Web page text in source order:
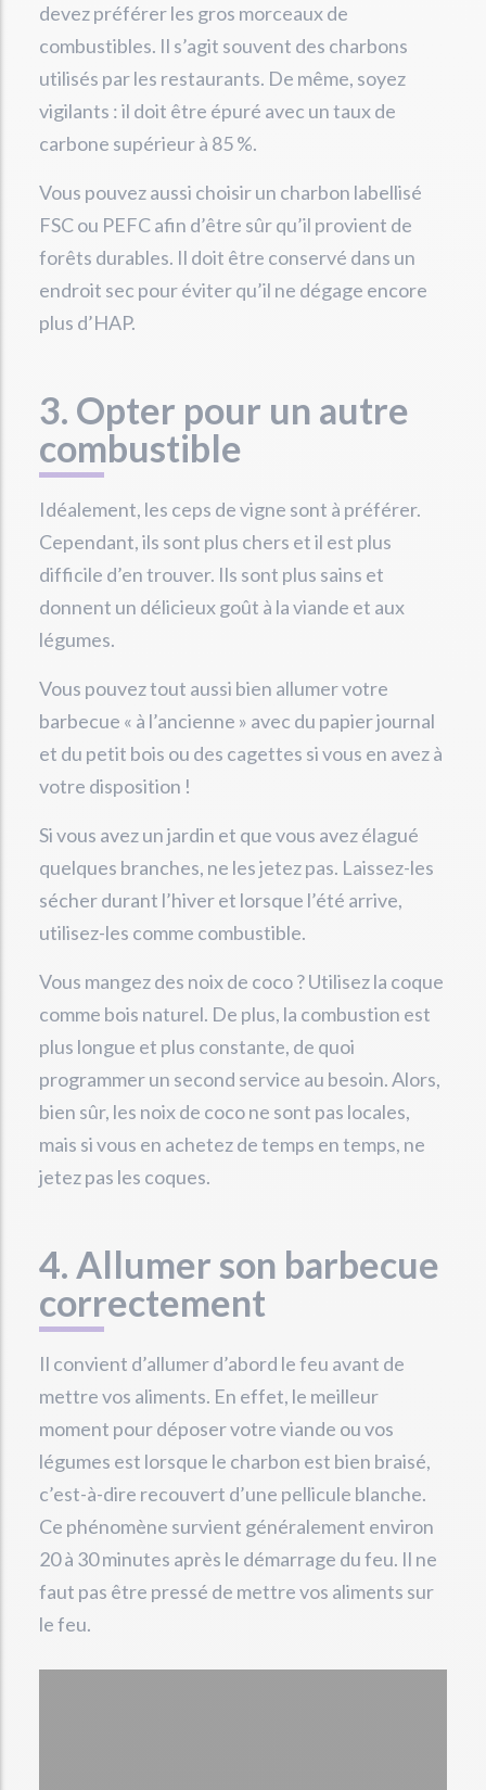
devez préférer les gros morceaux de
combustibles. Il s’agit souvent des charbons
utilisés par les restaurants. De même, soyez
vigilants : il doit être épuré avec un taux de
carbone supérieur à 85 %.
Vous pouvez aussi choisir un charbon labellisé
FSC ou PEFC afin d’être sûr qu’il provient de
forêts durables. Il doit être conservé dans un
endroit sec pour éviter qu’il ne dégage encore
plus d’HAP.
3. Opter pour un autre
combustible
Idéalement, les ceps de vigne sont à préférer.
Cependant, ils sont plus chers et il est plus
difficile d’en trouver. Ils sont plus sains et
donnent un délicieux goût à la viande et aux
légumes.
Vous pouvez tout aussi bien allumer votre
barbecue « à l’ancienne » avec du papier journal
et du petit bois ou des cagettes si vous en avez à
votre disposition !
Si vous avez un jardin et que vous avez élagué
quelques branches, ne les jetez pas. Laissez-les
sécher durant l’hiver et lorsque l’été arrive,
utilisez-les comme combustible.
Vous mangez des noix de coco ? Utilisez la coque
comme bois naturel. De plus, la combustion est
plus longue et plus constante, de quoi
programmer un second service au besoin. Alors,
bien sûr, les noix de coco ne sont pas locales,
mais si vous en achetez de temps en temps, ne
jetez pas les coques.
4. Allumer son barbecue
correctement
Il convient d’allumer d’abord le feu avant de
mettre vos aliments. En effet, le meilleur
moment pour déposer votre viande ou vos
légumes est lorsque le charbon est bien braisé,
c’est-à-dire recouvert d’une pellicule blanche.
Ce phénomène survient généralement environ
20 à 30 minutes après le démarrage du feu. Il ne
faut pas être pressé de mettre vos aliments sur
le feu.